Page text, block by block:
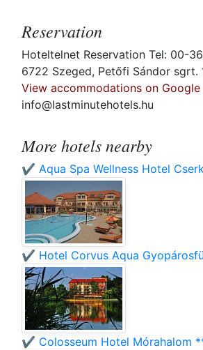
Reservation
Hoteltelnet Reservation Tel: 00-
6722 Szeged, Petőfi Sándor sgrt.
View accommodations on Google
info@lastminutehotels.hu
More hotels nearby
✔️ Aqua Spa Wellness Hotel
✔️ Hotel Corvus Aqua
✔️ Colosseum Hotel Mórahalom